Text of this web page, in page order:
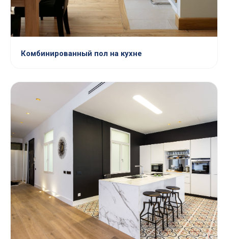
Комбинированный пол на кухне